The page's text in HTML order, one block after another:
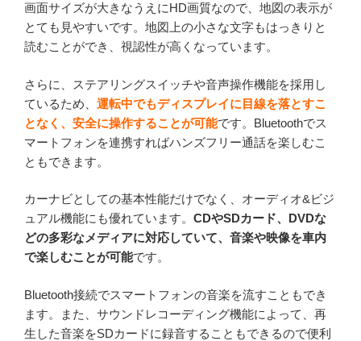
画面サイズが大きなうえにHD画質なので、地図の表示が
とても見やすいです。地図上の小さな文字もはっきりと
読むことができ、視認性が高くなっています。
さらに、ステアリングスイッチや音声操作機能を採用し
ているため、 運転中でもディスプレイに目線を落とすこ
となく、安全に操作することが可能です。Bluetoothでス
マートフォンを連携すればハンズフリー通話を楽しむこ
ともできます。
カーナビとしての基本性能だけでなく、オーディオ&ビジ
ュアル機能にも優れています。 CDやSDカード、DVDな
どの多彩なメディアに対応していて、音楽や映像を車内
で楽しむことが可能です。
Bluetooth接続でスマートフォンの音楽を流すこともでき
ます。また、サウンドレコーディング機能によって、再
生した音楽をSDカードに録音することもできるので便利